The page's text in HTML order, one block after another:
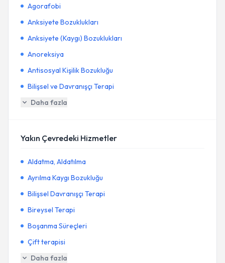
Agorafobi
Anksiyete Bozuklukları
Anksiyete (Kaygı) Bozuklukları
Anoreksiya
Antisosyal Kişilik Bozukluğu
Bilişsel ve Davranışçı Terapi
Daha fazla
Yakın Çevredeki Hizmetler
Aldatma, Aldatılma
Ayrılma Kaygı Bozukluğu
Bilişsel Davranışçı Terapi
Bireysel Terapi
Boşanma Süreçleri
Çift terapisi
Daha fazla